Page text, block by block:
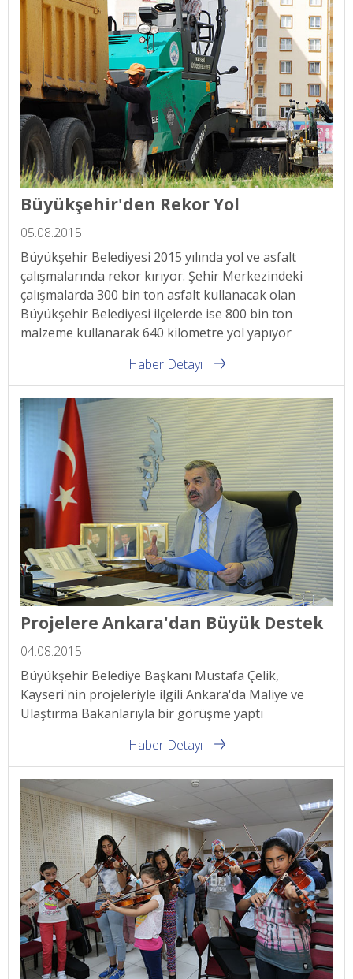
Büyükşehir'den Rekor Yol
05.08.2015
Büyükşehir Belediyesi 2015 yılında yol ve asfalt
çalışmalarında rekor kırıyor. Şehir Merkezindeki
çalışmalarda 300 bin ton asfalt kullanacak olan
Büyükşehir Belediyesi ilçelerde ise 800 bin ton
malzeme kullanarak 640 kilometre yol yapıyor
Haber Detayı
Projelere Ankara'dan Büyük Destek
04.08.2015
Büyükşehir Belediye Başkanı Mustafa Çelik,
Kayseri'nin projeleriyle ilgili Ankara'da Maliye ve
Ulaştırma Bakanlarıyla bir görüşme yaptı
Haber Detayı